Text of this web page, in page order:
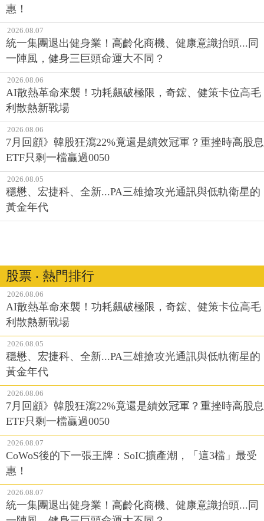
惠！
2026.08.07
統一集團退出健身業！高齡化商機、健康意識抬頭...同
一陣風，健身三巨頭命運大不同？
2026.08.06
AI散熱革命來襲！功耗飆破極限，奇鋐、健策卡位高毛
利散熱新戰場
2026.08.06
7月回顧》韓股狂瀉22%竟還是績效冠軍？重挫時高股息
ETF只剩一檔贏過0050
2026.08.05
穩懋、宏捷科、全新...PA三雄搶攻光通訊與低軌衛星的
黃金年代
股票 ‧ 熱門排行
2026.08.06
AI散熱革命來襲！功耗飆破極限，奇鋐、健策卡位高毛
利散熱新戰場
2026.08.05
穩懋、宏捷科、全新...PA三雄搶攻光通訊與低軌衛星的
黃金年代
2026.08.06
7月回顧》韓股狂瀉22%竟還是績效冠軍？重挫時高股息
ETF只剩一檔贏過0050
2026.08.07
CoWoS後的下一張王牌：SoIC擴產潮，「這3檔」最受
惠！
2026.08.07
統一集團退出健身業！高齡化商機、健康意識抬頭...同